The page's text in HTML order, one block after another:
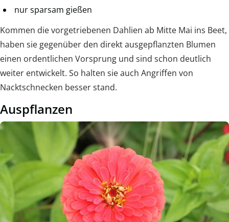
nur sparsam gießen
Kommen die vorgetriebenen Dahlien ab Mitte Mai ins Beet,
haben sie gegenüber den direkt ausgepflanzten Blumen
einen ordentlichen Vorsprung und sind schon deutlich
weiter entwickelt. So halten sie auch Angriffen von
Nacktschnecken besser stand.
Auspflanzen